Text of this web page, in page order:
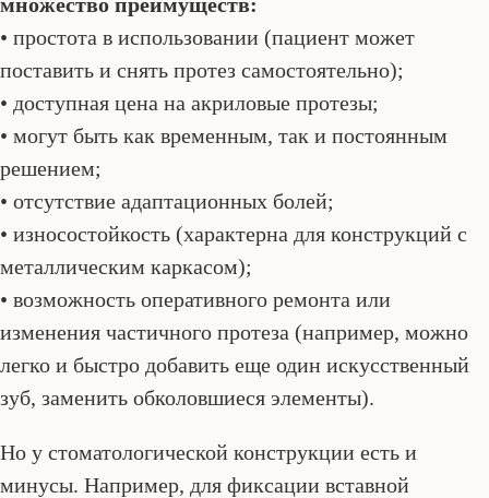
• простота в использовании (пациент может
поставить и снять протез самостоятельно);
• доступная цена на акриловые протезы;
• могут быть как временным, так и постоянным
решением;
• отсутствие адаптационных болей;
• износостойкость (характерна для конструкций с
металлическим каркасом);
• возможность оперативного ремонта или
изменения частичного протеза (например, можно
легко и быстро добавить еще один искусственный
зуб, заменить обколовшиеся элементы).
Но у стоматологической конструкции есть и
минусы. Например, для фиксации вставной